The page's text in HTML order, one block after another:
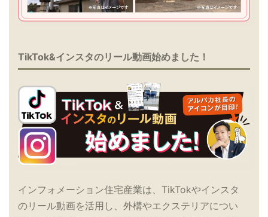
TikTok&インスタのリール動画始めました！
インフォメーション住宅産業は、TikTokやインスタ
のリール動画を活用し、外構やエクステリアについ